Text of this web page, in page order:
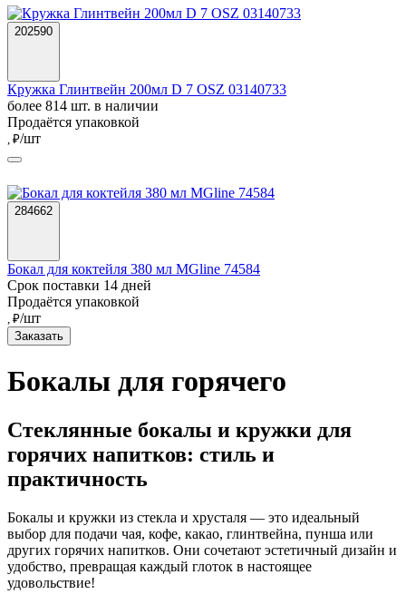
202590
Кружка Глинтвейн 200мл D 7 OSZ 03140733
более 814 шт. в наличии
Продаётся упаковкой
, ₽/шт
284662
Бокал для коктейля 380 мл MGline 74584
Срок поставки 14 дней
Продаётся упаковкой
, ₽/шт
Заказать
Бокалы для горячего
Стеклянные бокалы и кружки для
горячих напитков: стиль и
практичность
Бокалы и кружки из стекла и хрусталя — это идеальный
выбор для подачи чая, кофе, какао, глинтвейна, пунша или
других горячих напитков. Они сочетают эстетичный дизайн и
удобство, превращая каждый глоток в настоящее
удовольствие!